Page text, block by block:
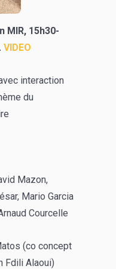
MIR, 15h30-
VIDEO
interaction
du
Mazon,
Mario Garcia
Courcelle
(co concept
Fdili Alaoui)